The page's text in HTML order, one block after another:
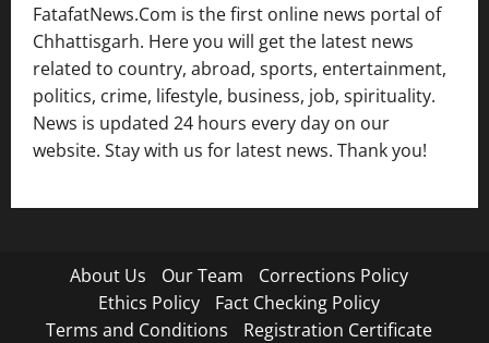
FatafatNews.Com is the first online news portal of
Chhattisgarh. Here you will get the latest news
related to country, abroad, sports, entertainment,
politics, crime, lifestyle, business, job, spirituality.
News is updated 24 hours every day on our
website. Stay with us for latest news. Thank you!
About Us Our Team
Corrections Policy
Ethics Policy
Fact Checking Policy
Terms and Conditions
Registration Certificate